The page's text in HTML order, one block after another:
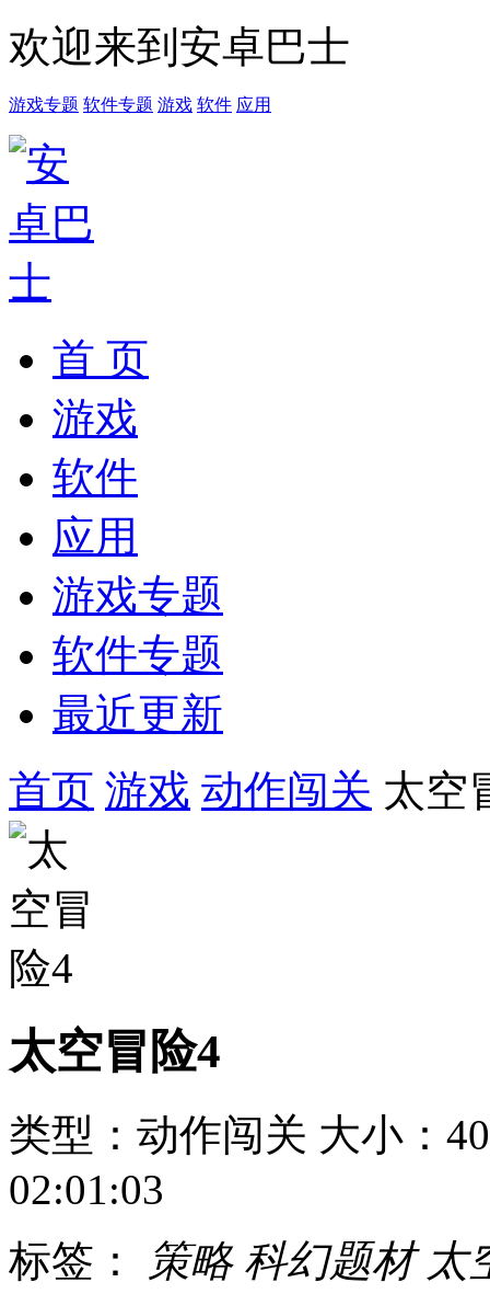
欢迎来到安卓巴士
游戏专题 软件专题 游戏 软件 应用
首 页
游戏
软件
应用
游戏专题
软件专题
最近更新
首页 游戏 动作闯关 太空
太空冒险4
类型：动作闯关 大小：
02:01:03
标签：
策略 科幻题材 太